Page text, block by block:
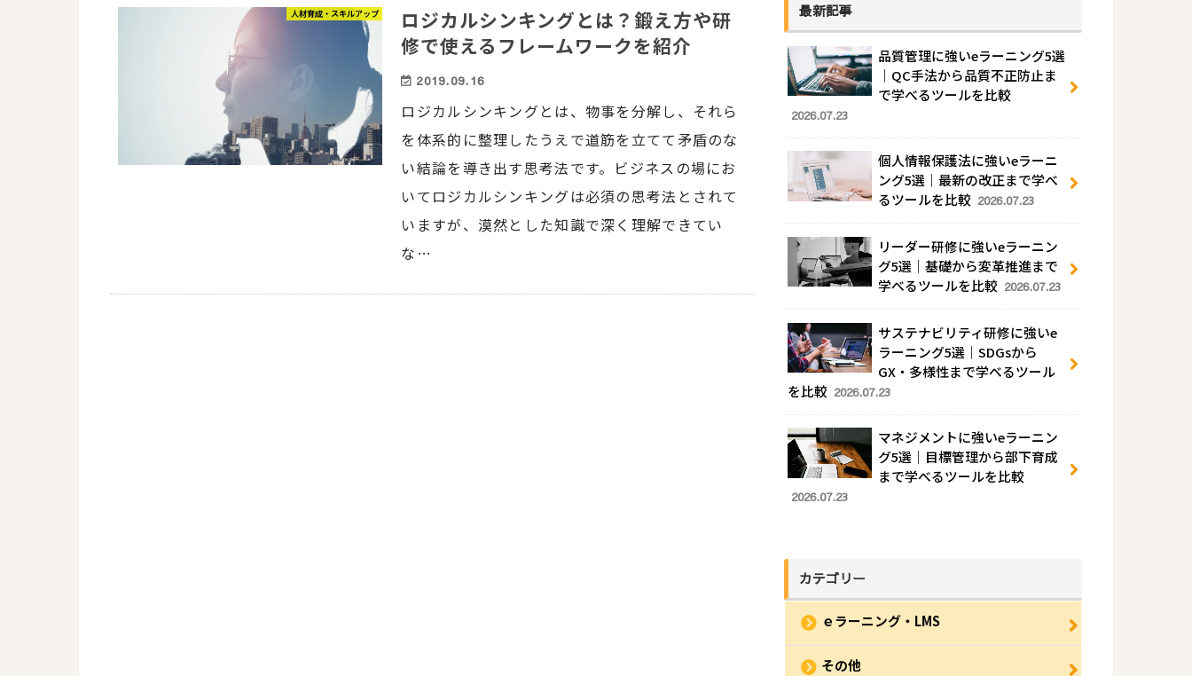
人材育成・スキルアップ
ロジカルシンキングとは？鍛え方や研
修で使えるフレームワークを紹介
2019.09.16
ロジカルシンキングとは、物事を分解し、それら
を体系的に整理したうえで道筋を立てて矛盾のな
い結論を導き出す思考法です。ビジネスの場にお
いてロジカルシンキングは必須の思考法とされて
いますが、漠然とした知識で深く理解できてい
な…
最新記事
品質管理に強いeラーニング5選
｜QC手法から品質不正防止ま
で学べるツールを比較
2026.07.23
個人情報保護法に強いeラーニ
ング5選｜最新の改正まで学べ
るツールを比較 2026.07.23
リーダー研修に強いeラーニン
グ5選｜基礎から変革推進まで
学べるツールを比較 2026.07.23
サステナビリティ研修に強いe
ラーニング5選｜SDGsから
GX・多様性まで学べるツール
を比較 2026.07.23
マネジメントに強いeラーニン
グ5選｜目標管理から部下育成
まで学べるツールを比較
2026.07.23
カテゴリー
ｅラーニング・LMS
その他